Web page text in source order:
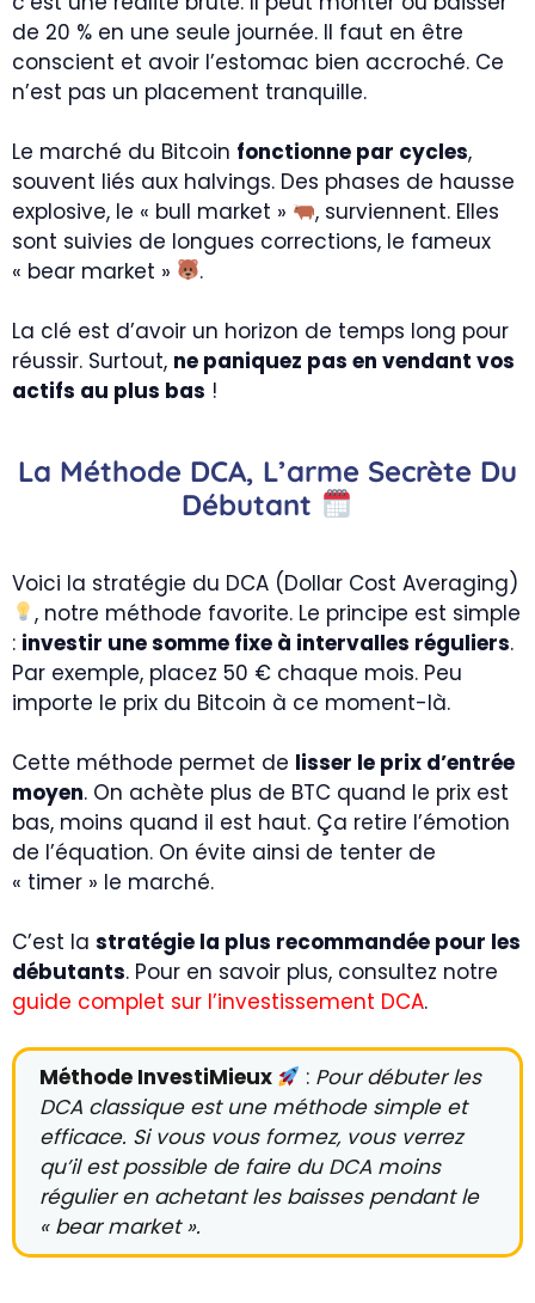
de 20 % en une seule journée. Il faut en être
conscient et avoir l’estomac bien accroché. Ce
n’est pas un placement tranquille.
Le marché du Bitcoin fonctionne par cycles,
souvent liés aux halvings. Des phases de hausse
explosive, le « bull market »
, surviennent. Elles
sont suivies de longues corrections, le fameux
« bear market »
.
La clé est d’avoir un horizon de temps long pour
réussir. Surtout, ne paniquez pas en vendant vos
actifs au plus bas !
La Méthode DCA, L’arme Secrète Du
Débutant
Voici la stratégie du DCA (Dollar Cost Averaging)
, notre méthode favorite. Le principe est simple
: investir une somme fixe à intervalles réguliers.
Par exemple, placez 50 € chaque mois. Peu
importe le prix du Bitcoin à ce moment-là.
Cette méthode permet de lisser le prix d’entrée
moyen. On achète plus de BTC quand le prix est
bas, moins quand il est haut. Ça retire l’émotion
de l’équation. On évite ainsi de tenter de
« timer » le marché.
C’est la stratégie la plus recommandée pour les
débutants. Pour en savoir plus, consultez notre
guide complet sur l’investissement DCA.
Méthode InvestiMieux : Pour débuter les
DCA classique est une méthode simple et
efficace. Si vous vous formez, vous verrez
qu’il est possible de faire du DCA moins
régulier en achetant les baisses pendant le
« bear market ».